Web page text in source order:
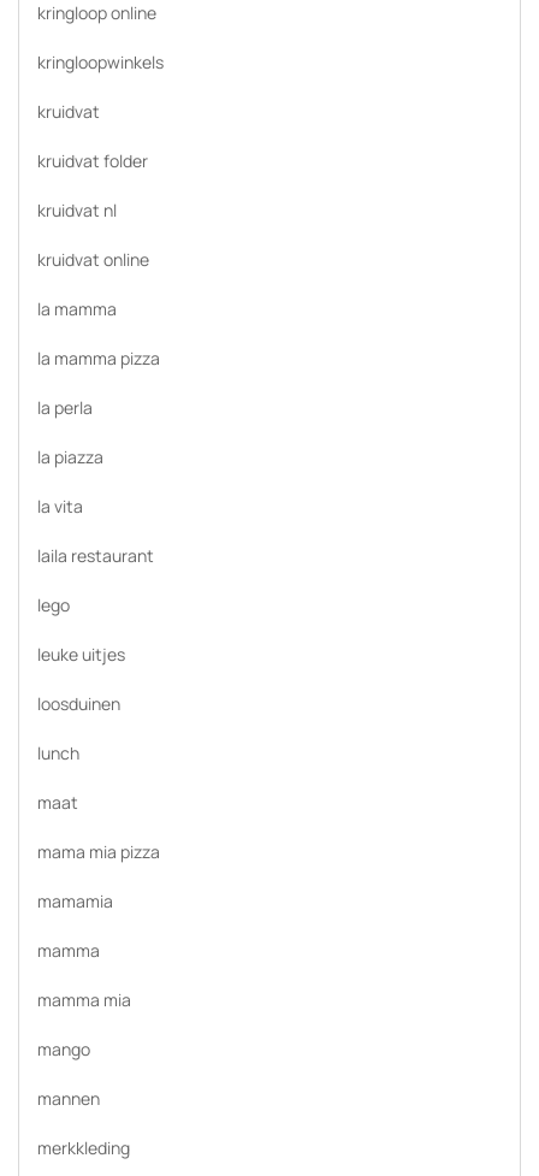
kringloop online
kringloopwinkels
kruidvat
kruidvat folder
kruidvat nl
kruidvat online
la mamma
la mamma pizza
la perla
la piazza
la vita
laila restaurant
lego
leuke uitjes
loosduinen
lunch
maat
mama mia pizza
mamamia
mamma
mamma mia
mango
mannen
merkkleding